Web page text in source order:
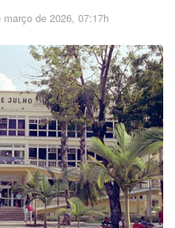
março de 2026, 07:17h